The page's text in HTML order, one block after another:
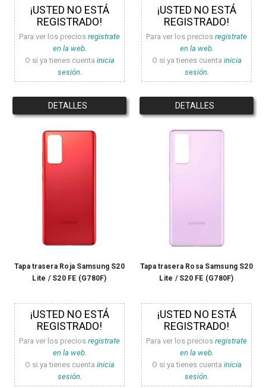
¡USTED NO ESTÁ
REGISTRADO!
Para ver los precios registrate
en la web.
O si ya tienes cuenta inicia
sesión.
DETALLES
¡USTED NO ESTÁ
REGISTRADO!
Para ver los precios registrate
en la web.
O si ya tienes cuenta inicia
sesión.
DETALLES
Tapa trasera Roja Samsung S20
Lite / S20 FE (G780F)
¡USTED NO ESTÁ
REGISTRADO!
Para ver los precios registrate
en la web.
O si ya tienes cuenta inicia
sesión.
Tapa trasera Rosa Samsung S20
Lite / S20 FE (G780F)
¡USTED NO ESTÁ
REGISTRADO!
Para ver los precios registrate
en la web.
O si ya tienes cuenta inicia
sesión.